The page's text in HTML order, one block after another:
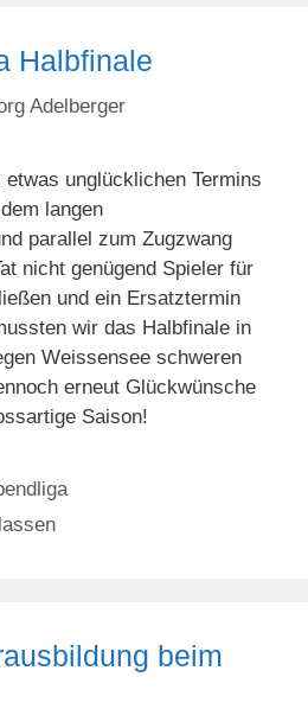
Halbfinale
Adelberger
unglücklichen Termins
langen
parallel zum Zugzwang
nicht genügend Spieler für
und ein Ersatztermin
wir das Halbfinale in
Weissensee schweren
erneut Glückwünsche
Saison!
beim